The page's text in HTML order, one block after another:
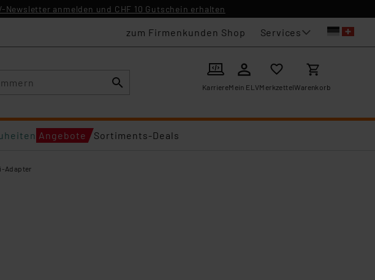
Newsletter anmelden und CHF 10 Gutschein erhalten
zum Firmenkunden Shop Services
KarriereMein ELVMerkzettelWarenkorb
Angebote Sortiments-Deals
Adapter